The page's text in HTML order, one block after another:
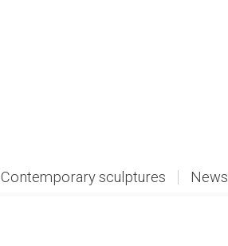
Contemporary sculptures News